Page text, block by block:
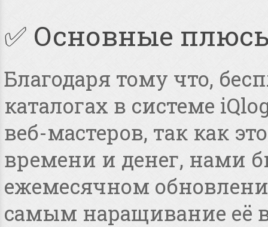
✅ Основные
Благодаря тому что,
каталогах в системе
веб-мастеров, так как
времени и денег, нами
ежемесячном
самым наращивание её